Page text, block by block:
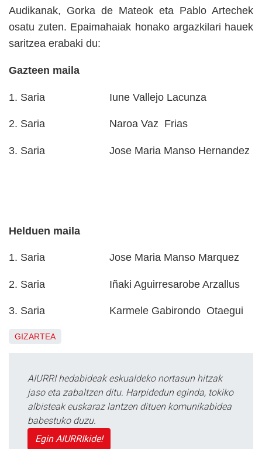
Audikanak, Gorka de Mateok eta Pablo Artechek
osatu zuten. Epaimahaiak honako argazkilari hauek
saritzea erabaki du:
Gazteen maila
1. Saria Iune Vallejo Lacunza
2. Saria Naroa Vaz Frias
3. Saria Jose Maria Manso Hernandez
Helduen maila
1. Saria Jose Maria Manso Marquez
2. Saria Iñaki Aguirresarobe Arzallus
3. Saria Karmele Gabirondo Otaegui
GIZARTEA
AIURRI hedabideak eskualdeko nortasun hitzak
jaso eta zabaltzen ditu. Harpidedun eginda, tokiko
albisteak euskaraz lantzen dituen komunikabidea
babestuko duzu.
Egin AIURRIkide!